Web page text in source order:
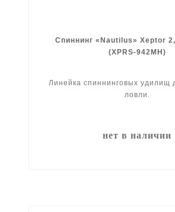
Спиннинг «Nautilus» Xeptor
(XPRS-942MH)
Линейка спиннинговых удилищ
ловли.
нет в наличии